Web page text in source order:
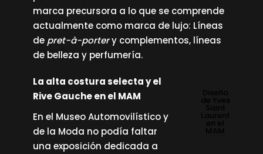
marca precursora a lo que se comprende
actualmente como marca de lujo: Líneas
de pret-à-portery complementos, líneas
de belleza y perfumería.
La alta costura selecta y el
Rive Gauche en el MAM
En el Museo Automovilístico y
de la Moda no podía faltar
una exposición dedicada a